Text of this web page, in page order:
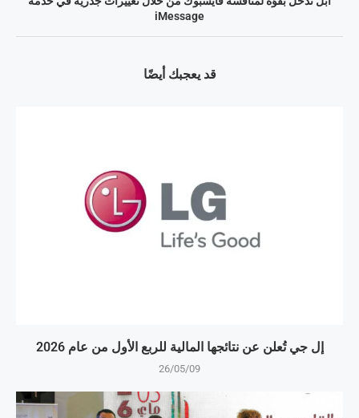
iMessage
قد يعجبك أيضًا
إل جي تُعلن عن نتائجها المالية للربع الأول من عام 2026
26/05/09